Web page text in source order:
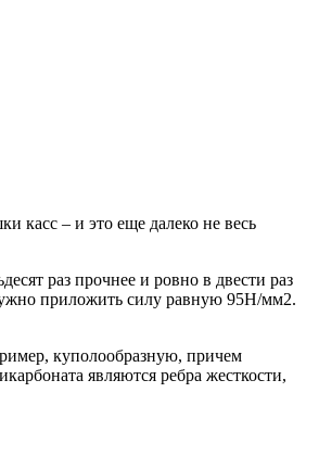
касс – и это еще далеко не весь
раз прочнее и ровно в двести раз
приложить силу равную 95Н/мм2.
куполообразную, причем
являются ребра жесткости,